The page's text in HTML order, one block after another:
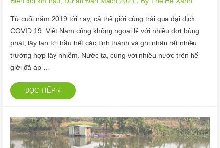
Từ cuối năm 2019 tới nay, cả thế giới cùng trải qua đại dịch
COVID 19. Việt Nam cũng không ngoại lệ với nhiều đợt bùng
phát, lây lan tới hầu hết các tỉnh thành và ghi nhận rất nhiều
trường hợp lây nhiễm. Nước ta, cùng với nhiều nước trên hế
giới đã áp …
ĐỌC TIẾP »